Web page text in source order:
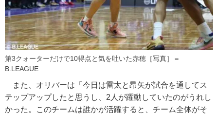
第3クォーターだけで10得点と気を吐いた赤穂［写真］＝
B.LEAGUE
また、オリバーは「今日は雷太と昂矢が試合を通してス
テップアップしたと思うし、2人が躍動していたのがうれし
かった。このチームは誰かが活躍すると、チーム全体がそ